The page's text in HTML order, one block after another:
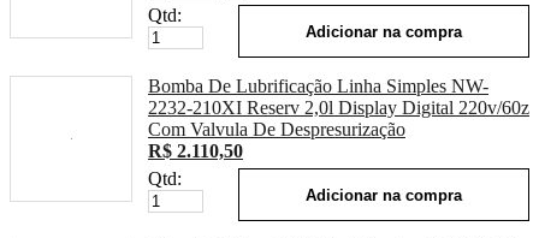
Qtd:
Adicionar na compra
Bomba De Lubrificação Linha Simples NW-
2232-210XI Reserv 2,0l Display Digital 220v/60z
Com Valvula De Despresurização
R$ 2.110,50
Qtd:
Adicionar na compra